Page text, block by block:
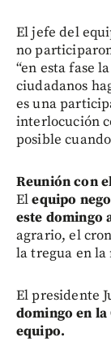
El jefe del
no
“en esta fase
ciudadanos
es una
interlocución
posible
Reunión con
Elequipo
este domingo
agrario, el
la tregua en la
El presidente
domingo en la
equipo.